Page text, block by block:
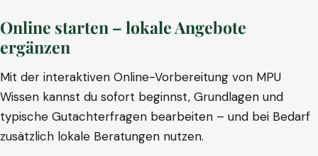
Online starten – lokale Angebote
ergänzen
Mit der interaktiven Online-Vorbereitung von MPU
Wissen kannst du sofort beginnst, Grundlagen und
typische Gutachterfragen bearbeiten – und bei Bedarf
zusätzlich lokale Beratungen nutzen.